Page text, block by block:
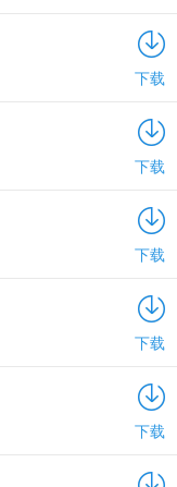
下载
下载
下载
下载
下载